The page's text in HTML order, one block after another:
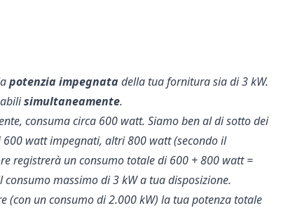
potenzia impegnatadella tua fornitura sia di 3 kW.
simultaneamente.
consuma circa 600 watt. Siamo ben al di sotto dei
watt impegnati, altri 800 watt (secondo il
registrerà un consumo totale di 600 + 800 watt =
massimo di 3 kW a tua disposizione.
(con un consumo di 2.000 kW) la tua potenza totale